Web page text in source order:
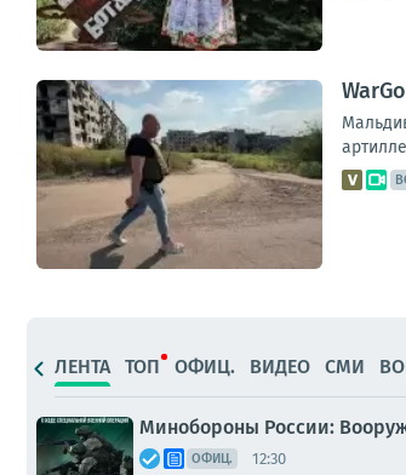
ЛЕНТА ТОП ОФИЦ. ВИДЕО СМИ
Минобороны России:
ОФИЦ. 12:30